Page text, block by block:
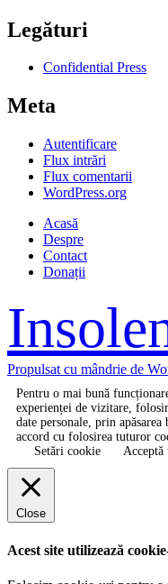
Legături
Confidential Press
Meta
Autentificare
Flux intrări
Flux comentarii
WordPress.org
Acasă
Despre
Contact
Donații
Propulsat cu mândrie de
Pentru o mai bună
experienței de vizitare,
date personale, prin
accord cu folosirea tuturor
Setări cookie
Acceptă
Close
Acest site utilizează